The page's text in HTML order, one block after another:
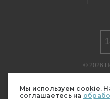
Мы используем cookie.
соглашаетесь на
© 2026
Мнение авторов может не